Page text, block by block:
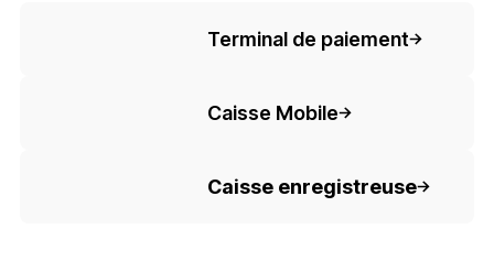
Terminal de paiement
Caisse Mobile
Caisse enregistreuse